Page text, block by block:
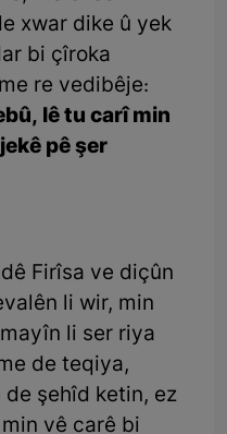
xwar dike û yek
bi çîroka
re vedibêje:
lê tu carî min
pê şer
Firîsa ve diçûn
li wir, min
li ser riya
de teqiya,
şehîd ketin, ez
vê carê bi